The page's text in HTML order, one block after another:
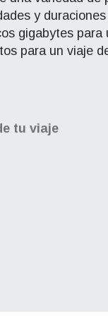
y
gigabytes para
para un viaje
tu viaje
Esta
Esta